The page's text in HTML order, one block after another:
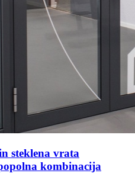
steklena vrata
kombinacija